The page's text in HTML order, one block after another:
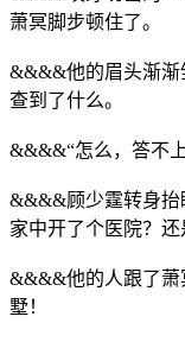
萧冥脚步顿住了。
&&&&他的眉头渐渐
查到了什么。
&&&&“怎么，答不
&&&&顾少霆转身抬
家中开了个医院？
&&&&他的人跟了萧
墅！